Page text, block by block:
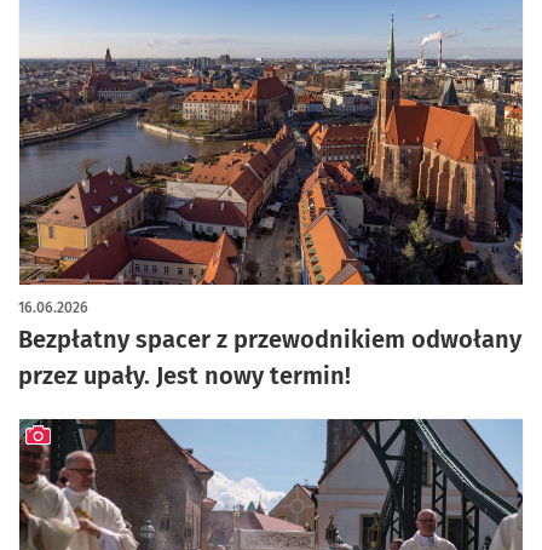
Bezpłatny spacer z przewodnikiem odwołany
przez upały. Jest nowy termin!
16.06.2026